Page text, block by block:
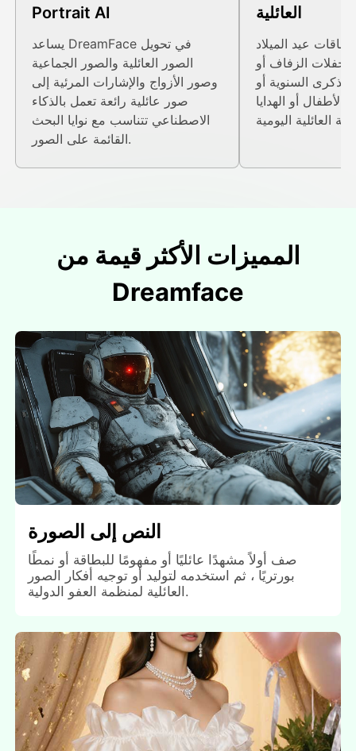
Portrait AI
يساعد DreamFace في تحويل
الصور العائلية والصور الجماعية
وصور الأزواج والإشارات المرئية إلى
صور عائلية رائعة تعمل بالذكاء
الاصطناعي تتناسب مع نوايا البحث
القائمة على الصور.
العائلية
عيد الميلاد
أو حفلات الزفاف أو
السنوية أو
الأطفال أو الهدايا
المميزات الأكثر قيمة من
Dreamface
النص إلى الصورة
صف أولاً مشهدًا عائليًا أو مفهومًا للبطاقة أو نمطًا
بورتريًا ، ثم استخدمه لتوليد أو توجيه أفكار الصور
العائلية لمنظمة العفو الدولية.